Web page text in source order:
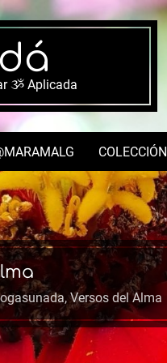
ૐ Aplicada
COLECCIÓN
,Versos del Alma